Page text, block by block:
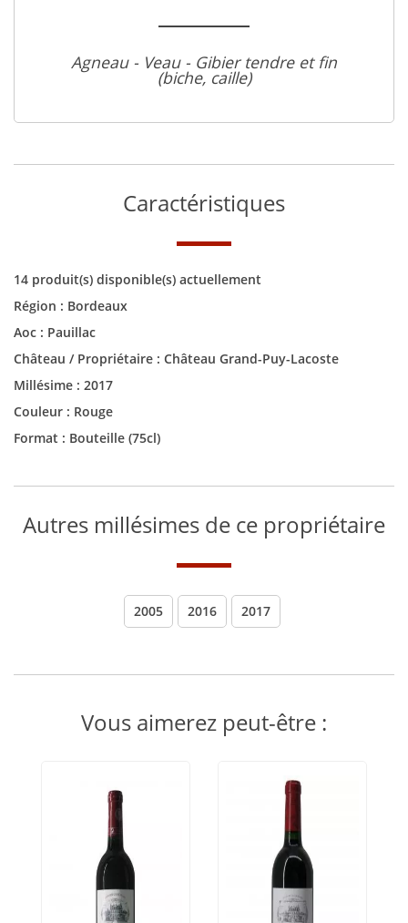
Agneau - Veau - Gibier tendre et fin
(biche, caille)
Caractéristiques
14 produit(s) disponible(s) actuellement
Région : Bordeaux
Aoc : Pauillac
Château / Propriétaire : Château Grand-Puy-Lacoste
Millésime : 2017
Couleur : Rouge
Format : Bouteille (75cl)
Autres millésimes de ce propriétaire
2005 2016 2017
Vous aimerez peut-être :